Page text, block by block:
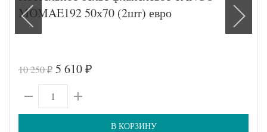
MOMAE192 50х70 (2шт) евро
10 250₽ 5 610 ₽
В КОРЗИНУ